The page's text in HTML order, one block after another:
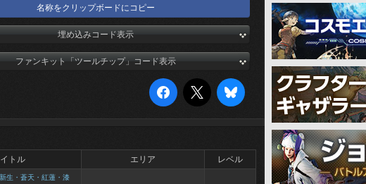
名称をクリップボードにコピー
埋め込みコード表示
ファンキット「ツールチップ」コード表示
トル
エリア レベル
生・蒼天・紅蓮・漆